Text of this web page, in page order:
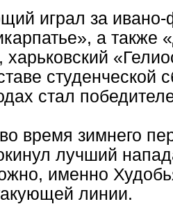
играл за ивано-
а также
студенческой
стал
время зимнего
лучший
именно
линии.